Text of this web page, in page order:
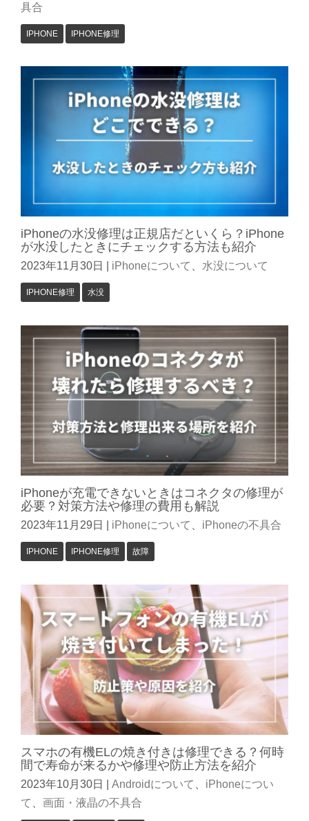
具合
IPHONE IPHONE修理
iPhoneの水没修理は正規店だといくら？iPhone
が水没したときにチェックする方法も紹介
2023年11月30日 iPhoneについて 水没について
IPHONE修理 水没
iPhoneが充電できないときはコネクタの修理が
必要？対策方法や修理の費用も解説
2023年11月29日 iPhoneについて iPhoneの不具合
IPHONE IPHONE修理 故障
スマホの有機ELの焼き付きは修理できる？何時
間で寿命が来るかや修理や防止方法を紹介
2023年10月30日 Androidについて
iPhoneについ
て
画面・液晶の不具合